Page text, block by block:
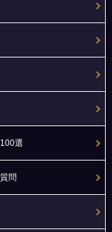
選
問